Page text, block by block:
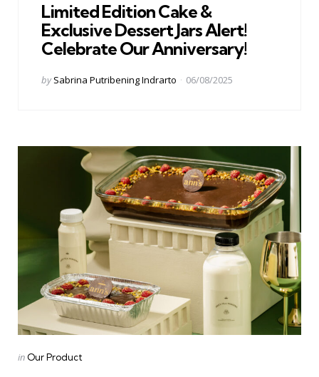
Limited Edition Cake &
Exclusive Dessert Jars Alert!
Celebrate Our Anniversary!
Posted
by Sabrina Putribening Indrarto 06/08/2025
Categories
Posted
in Our Product